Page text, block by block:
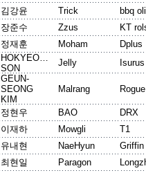
김강윤 Trick
bbq
장준수 Zzus
KT
정재훈 Moham
Dplus
HOKYEONG
SON
Jelly Isurus
GEUN-
SEONG
KIM
Malrang Rogue
정현우 BAO
DRX
이재하 Mowgli
T1
유내현 NaeHyun
Griffin
최현일 Paragon